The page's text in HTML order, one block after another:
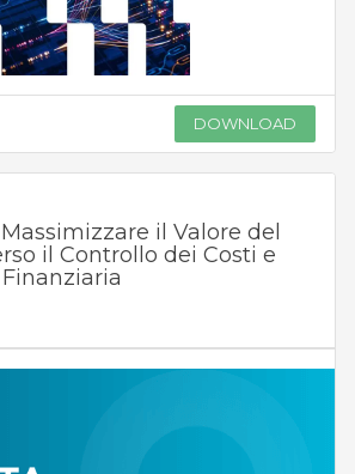
DOWNLOAD
il Valore del
il Controllo dei Costi e